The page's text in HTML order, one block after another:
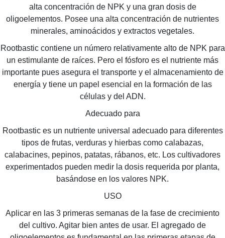
alta concentración de NPK y una gran dosis de
oligoelementos. Posee una alta concentración de nutrientes
minerales, aminoácidos y extractos vegetales.
Rootbastic contiene un número relativamente alto de NPK para
un estimulante de raíces. Pero el fósforo es el nutriente más
importante pues asegura el transporte y el almacenamiento de
energía y tiene un papel esencial en la formación de las
células y del ADN.
Adecuado para
Rootbastic es un nutriente universal adecuado para diferentes
tipos de frutas, verduras y hierbas como calabazas,
calabacines, pepinos, patatas, rábanos, etc. Los cultivadores
experimentados pueden medir la dosis requerida por planta,
basándose en los valores NPK.
USO
Aplicar en las 3 primeras semanas de la fase de crecimiento
del cultivo. Agitar bien antes de usar. El agregado de